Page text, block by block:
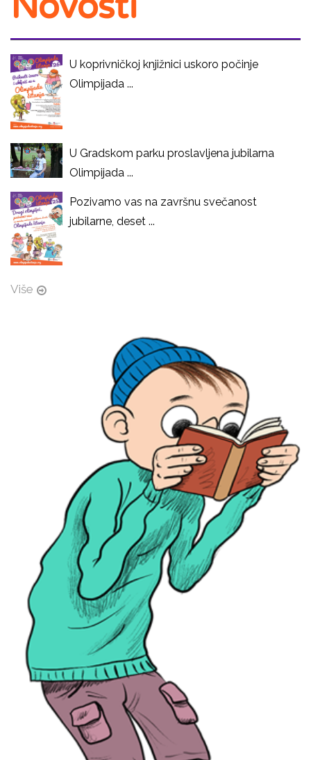
U koprivničkoj knjižnici uskoro počinje
Olimpijada ...
U Gradskom parku proslavljena jubilarna
Olimpijada ...
Pozivamo vas na završnu svečanost
jubilarne, deset ...
Više